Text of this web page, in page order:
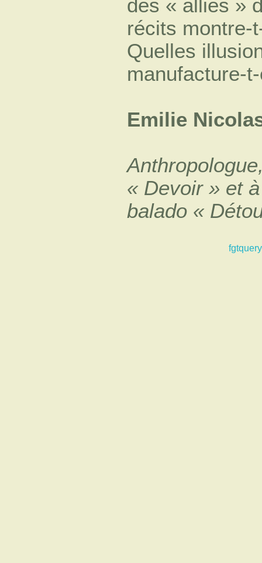
des « alliés »
récits montre-
Quelles
manufacture-
Emilie
« Devoir » et
balado «